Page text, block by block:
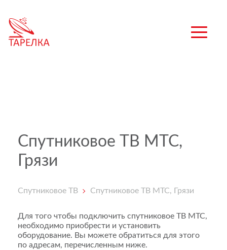
Спутниковое ТВ МТС,
Грязи
Спутниковое ТВ Спутниковое ТВ МТС, Грязи
Для того чтобы подключить спутниковое ТВ МТС,
необходимо приобрести и установить
оборудование. Вы можете обратиться для этого
по адресам, перечисленным ниже.